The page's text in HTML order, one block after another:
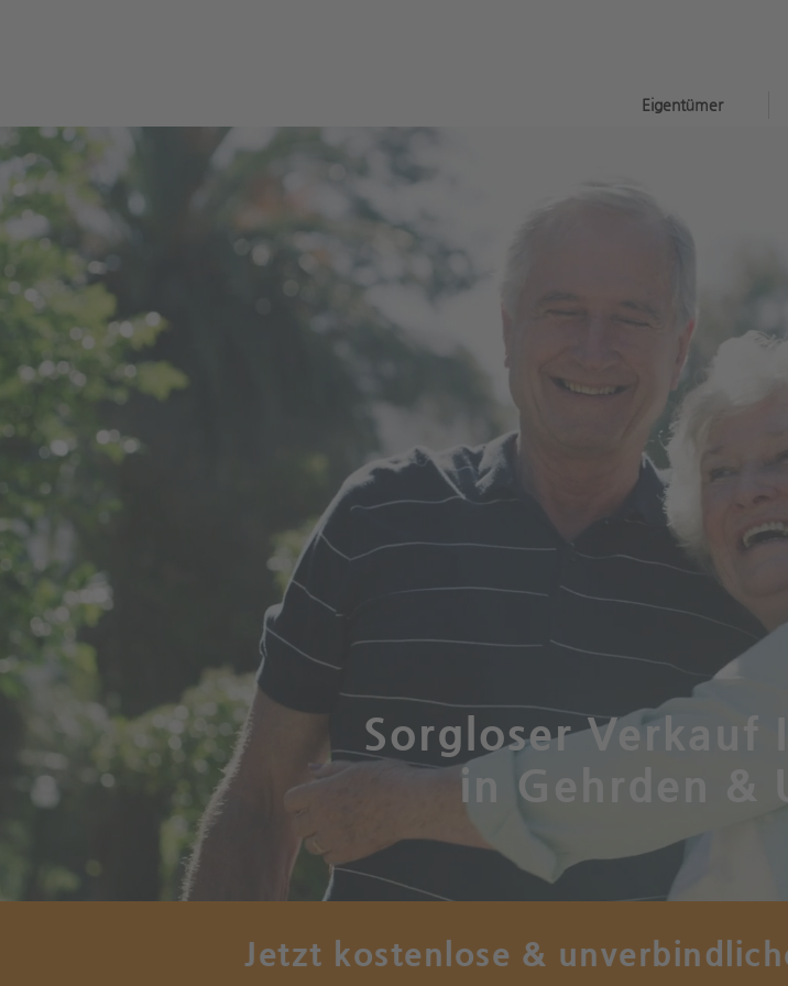
Eigentümer
Sorgloser Verkauf
in Gehrden &
Jetzt kostenlose &